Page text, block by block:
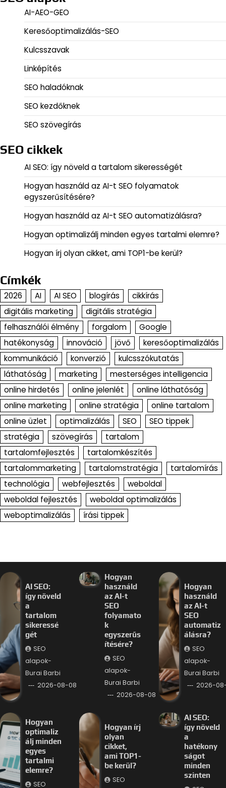
AI-AEO-GEO
Keresőoptimalizálás-SEO
Kulcsszavak
Linképítés
SEO haladóknak
SEO kezdőknek
SEO szövegírás
SEO cikkek
AI SEO: így növeld a tartalom sikerességét
Hogyan használd az AI-t SEO folyamatok
egyszerűsítésére?
Hogyan használd az AI-t SEO automatizálásra?
Hogyan optimalizálj minden egyes tartalmi elemre?
Hogyan írj olyan cikket, ami TOP1-be kerül?
Címkék
2026 AI AI SEO blogírás
cikkírás
digitális marketing
digitális stratégia
felhasználói élmény
forgalom
Google
hatékonyság
innováció jövő
keresőoptimalizálás
kommunikáció
konverzió
kulcsszókutatás
láthatóság
marketing
mesterséges intelligencia
online hirdetés
online jelenlét
online láthatóság
online marketing
online stratégia
online tartalom
online üzlet
optimalizálás SEO
SEO tippek
stratégia
szövegírás
tartalom
tartalomfejlesztés
tartalomkészítés
tartalommarketing
tartalomstratégia
tartalomírás
technológia
webfejlesztés
weboldal
weboldal fejlesztés
weboldal optimalizálás
weboptimalizálás
írási tippek
AI SEO:
így növeld
a
tartalom
sikeressé
gét
SEO
alapok-
Burai Barbi
2026-08-08
Hogyan
használd
az AI-t
SEO
folyamato
k
egyszerűs
ítésére?
SEO
alapok-
Burai Barbi
2026-08-08
Hogyan
használd
az AI-t
SEO
automatiz
álásra?
SEO
alapok-
Burai Barbi
2026-
Hogyan
optimaliz
álj minden
egyes
tartalmi
elemre?
SEO
Hogyan írj
olyan
cikket,
ami TOP1-
be kerül?
SEO
AI SEO:
így növeld
a
hatékony
ságot
minden
szinten